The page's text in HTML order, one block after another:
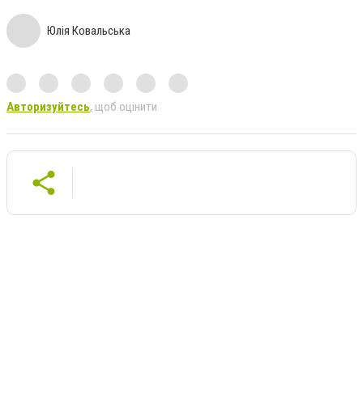
Юлія Ковальська
Авторизуйтесь, щоб оцінити